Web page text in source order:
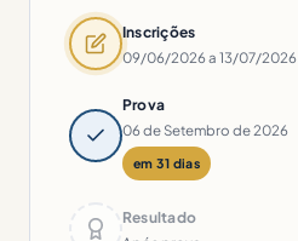
Inscrições
09/06/2026 a 13/07/2026
Prova
06 de Setembro de 2026
em 31 dias
Resultado